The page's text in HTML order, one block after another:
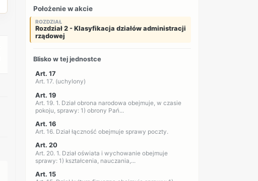
Położenie w akcie
ROZDZIAŁ
Rozdział 2 - Klasyfikacja działów administracji
rządowej
Blisko w tej jednostce
Art. 17
Art. 17. (uchylony)
Art. 19
Art. 19. 1. Dział obrona narodowa obejmuje, w czasie
pokoju, sprawy: 1) obrony Pań...
Art. 16
Art. 16. Dział łączność obejmuje sprawy poczty.
Art. 20
Art. 20. 1. Dział oświata i wychowanie obejmuje
sprawy: 1) kształcenia, nauczania,...
Art. 15